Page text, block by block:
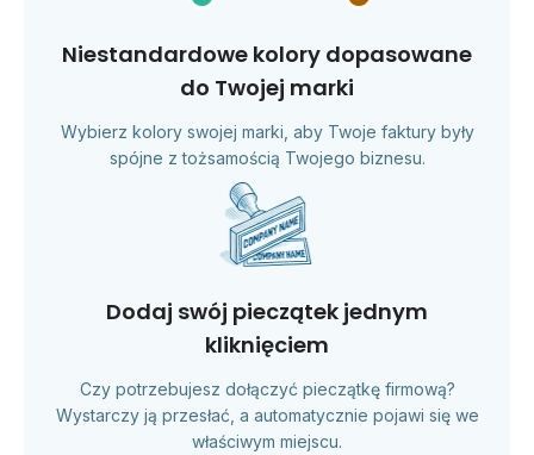
Niestandardowe kolory dopasowane
do Twojej marki
Wybierz kolory swojej marki, aby Twoje faktury były
spójne z tożsamością Twojego biznesu.
Dodaj swój pieczątek jednym
kliknięciem
Czy potrzebujesz dołączyć pieczątkę firmową?
Wystarczy ją przesłać, a automatycznie pojawi się we
właściwym miejscu.